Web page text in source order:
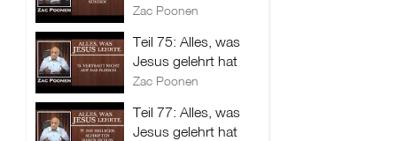
Zac Poonen
Teil 75: Alles, was
Jesus gelehrt hat
Zac Poonen
Teil 77: Alles, was
Jesus gelehrt hat